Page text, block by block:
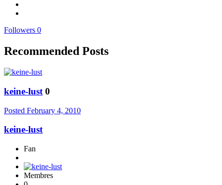
Followers 0
Recommended Posts
keine-lust 0
Posted February 4, 2010
keine-lust
Fan
Membres